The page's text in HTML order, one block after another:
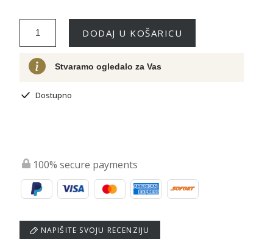
DODAJ U KOŠARICU
Stvaramo ogledalo za Vas
Dostupno
100% secure payments
NAPIŠITE SVOJU RECENZIJU